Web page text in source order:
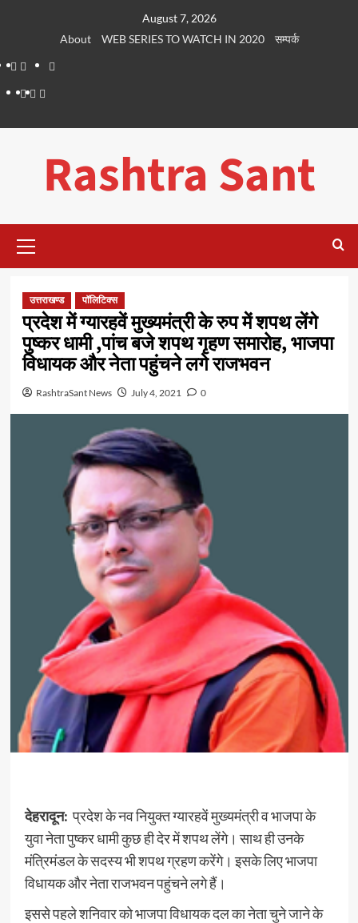
August 7, 2026
About
WEB SERIES TO WATCH IN 2020
सम्पर्क
About
WEB
SERIES
Dehradun
LifePlaces
सम्पर्क
Rashtra Sant
Menu
उत्तराखण्ड पॉलिटिक्स
प्रदेश में ग्यारहवें मुख्यमंत्री के रुप में शपथ लेंगे
पुष्कर धामी ,पांच बजे शपथ गृहण समारोह, भाजपा
विधायक और नेता पहुंचने लगे राजभवन
RashtraSant News July 4, 2021 0
देहरादून: प्रदेश के नव नियुक्त ग्यारहवें मुख्यमंत्री व भाजपा के
युवा नेता पुष्कर धामी कुछ ही देर में शपथ लेंगे। साथ ही उनके
मंत्रिमंडल के सदस्य भी शपथ ग्रहण करेंगे। इसके लिए भाजपा
विधायक और नेता राजभवन पहुंचने लगे हैं।
इससे पहले शनिवार को भाजपा विधायक दल का नेता चुने जाने के